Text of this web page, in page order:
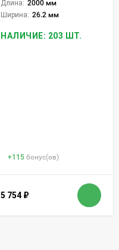
Длина: 2000 мм
Ширина: 26.2 мм
НАЛИЧИЕ: 203 ШТ.
+115 бонус(ов)
5 754 ₽